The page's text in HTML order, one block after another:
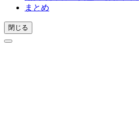
まとめ
閉じる